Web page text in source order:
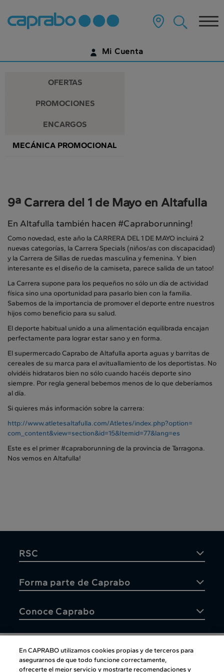
Promociones
y
descuentos
en
nuestros
supermercados
contenido
página
Mi Cuenta
¿AÚN NO TIENES UNA CUENTA DIGITAL?
OFERTAS
PROMOCIONES
ENCARGOS
MECÁNICA PROMOCIONAL
9ª Carrera del 1 de Mayo en Altafulla
En Altafulla también hacen #Capraborunning!
Como novedad, este año la CARRERA DEL 1 DE MAYO incluirá 2
nuevas categorías, la Carrera Specials (niños/as con discapacidad)
y la Carrera de Sillas de ruedas masculina y femenina. Y bien
interesante es el diseño de la camiseta, parece salida de un tatoo!
La Carrera supone para los pequeños no sólo un día de actividad
física sino una oportunidad para pasarlo bien con la familia.
Sabemos de la importancia de promover el deporte entre nuestros
hijos como beneficio para su salud.
El deporte habitual unido a una alimentación equilibrada encajan
perfectamente para lograr estar sano y en forma.
El supermercado Caprabo de Altafulla aporta aguas y barritas de
cereales de su marca para el avituallamiento de los deportistas. No
olvidéis hidrataros bien no sólo cuando hacéis deporte sino
siempre. Por regla general bebemos menos de lo que deberíamos
al día.
Si quieres más información sobre la carrera:
http://www.atletesaltafulla.com/Atletes/index.php?option=
com_content&view=section&id=15&Itemid=77&lang=es
Este es el primer #capraborunning de la provincia de Tarragona.
Nos vemos en Altafulla!
RSC
Forma parte de Caprabo
Conoce Caprabo
Atención al cliente
En CAPRABO utilizamos cookies propias y de terceros para
asegurarnos de que todo funcione correctamente,
ofrecerte el mejor servicio y mostrarte recomendaciones y